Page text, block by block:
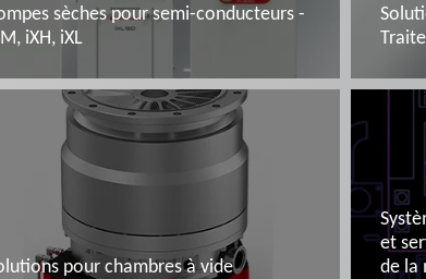
sèches pour semi-conducteurs -
iXH, iXL
En savoir plus En
pour chambres à vide
et
de la